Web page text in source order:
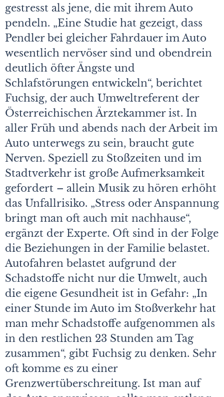
gestresst als jene, die mit ihrem Auto
pendeln. „Eine Studie hat gezeigt, dass
Pendler bei gleicher Fahrdauer im Auto
wesentlich nervöser sind und obendrein
deutlich öfter Ängste und
Schlafstörungen entwickeln“, berichtet
Fuchsig, der auch Umweltreferent der
Österreichischen Ärztekammer ist. In
aller Früh und abends nach der Arbeit im
Auto unterwegs zu sein, braucht gute
Nerven. Speziell zu Stoßzeiten und im
Stadtverkehr ist große Aufmerksamkeit
gefordert – allein Musik zu hören erhöht
das Unfallrisiko. „Stress oder Anspannung
bringt man oft auch mit nachhause“,
ergänzt der Experte. Oft sind in der Folge
die Beziehungen in der Familie belastet.
Autofahren belastet aufgrund der
Schadstoffe nicht nur die Umwelt, auch
die eigene Gesundheit ist in Gefahr: „In
einer Stunde im Auto im Stoßverkehr hat
man mehr Schadstoffe aufgenommen als
in den restlichen 23 Stunden am Tag
zusammen“, gibt Fuchsig zu denken. Sehr
oft komme es zu einer
Grenzwertüberschreitung. Ist man auf